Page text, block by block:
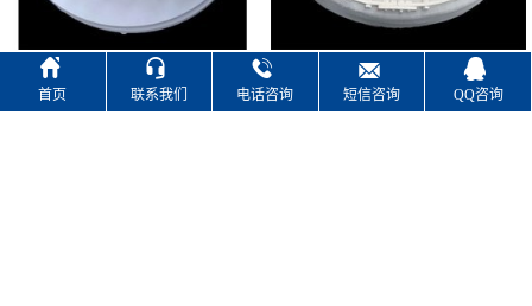
四氟分布器 四氟格栅

首页

联系我们

电话咨询

短信咨询

QQ咨询